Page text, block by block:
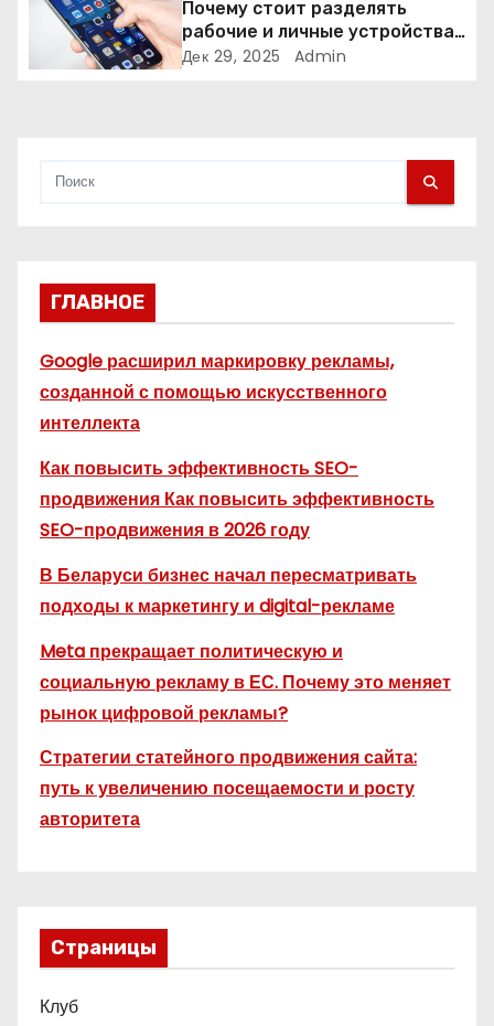
Почему стоит разделять
рабочие и личные устройства
— и чем опасно всё смешивать
Дек 29, 2025 Admin
ГЛАВНОЕ
Google расширил маркировку рекламы,
созданной с помощью искусственного
интеллекта
Как повысить эффективность SEO-
продвижения Как повысить эффективность
SEO-продвижения в 2026 году
В Беларуси бизнес начал пересматривать
подходы к маркетингу и digital-рекламе
Meta прекращает политическую и
социальную рекламу в ЕС. Почему это меняет
рынок цифровой рекламы?
Стратегии статейного продвижения сайта:
путь к увеличению посещаемости и росту
авторитета
Страницы
Клуб